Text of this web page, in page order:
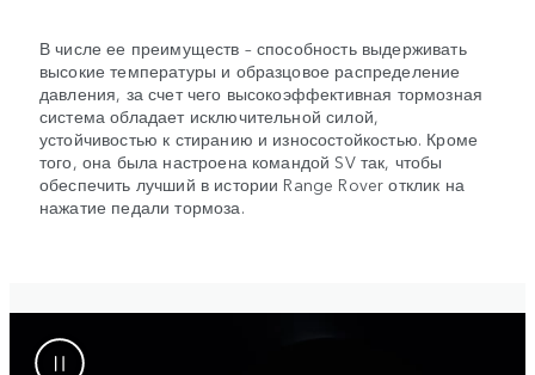
В числе ее преимуществ – способность выдерживать
высокие температуры и образцовое распределение
давления, за счет чего высокоэффективная тормозная
система обладает исключительной силой,
устойчивостью к стиранию и износостойкостью. Кроме
того, она была настроена командой SV так, чтобы
обеспечить лучший в истории Range Rover отклик на
нажатие педали тормоза.